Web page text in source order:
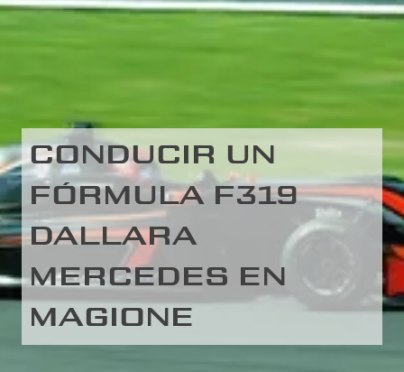
CONDUCIR UN
FÓRMULA F319
DALLARA
MERCEDES EN
MAGIONE